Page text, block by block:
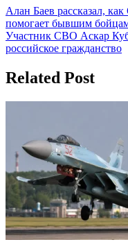
Навигация
по
записям
Алан Баев рассказал,
помогает бывшим
Участник СВО Аскар
российское гражданство
Related Post